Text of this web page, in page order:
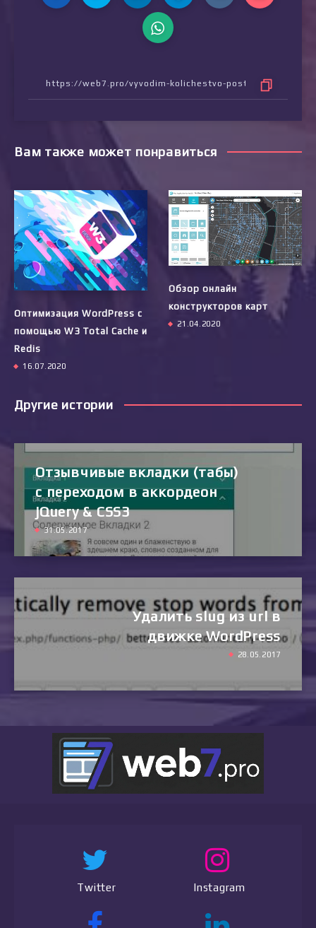
Вам также может понравиться
Оптимизация WordPress с
помощью W3 Total Cache и
Redis
16.07.2020
Обзор онлайн
конструкторов карт
21.04.2020
Другие истории
Отзывчивые вкладки (табы)
с переходом в аккордеон
jQuery & CSS3
31.05.2017
Удалить slug из url в
движке WordPress
28.05.2017
Twitter Instagram